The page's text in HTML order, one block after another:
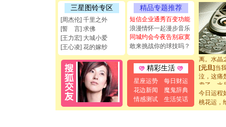
三星图铃专区
[周杰伦] 千里之外
[誓 言] 求佛
[王力宏] 大城小爱
[王心凌] 花的嫁纱
精品专题推荐
短信企业通秀百变功能
浪漫情怀一起漫步音乐
同城约会今夜告别寂寞
敢来挑战你的球技吗？
精彩生活
星座运势
每日财运
花边新闻
魔鬼辞典
情感测试
生活笑话
如意,快
[元旦]看
断电。爱
你是我专
[元旦]如
起；二是
离。水晶
[元旦]当
泣，这痛
卖了。水
[春节]风
颜！冬去
道一声平
今日运程
桃花运，